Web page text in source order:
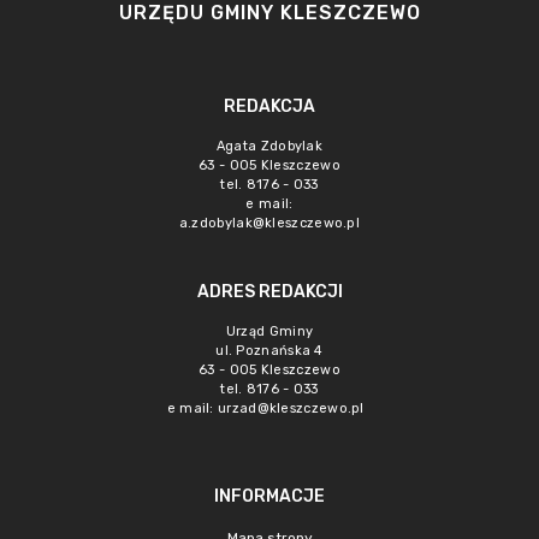
URZĘDU GMINY KLESZCZEWO
REDAKCJA
Agata Zdobylak
63 - 005 Kleszczewo
tel. 8176 - 033
e mail:
a.zdobylak@kleszczewo.pl
ADRES REDAKCJI
Urząd Gminy
ul. Poznańska 4
63 - 005 Kleszczewo
tel. 8176 - 033
e mail: urzad@kleszczewo.pl
INFORMACJE